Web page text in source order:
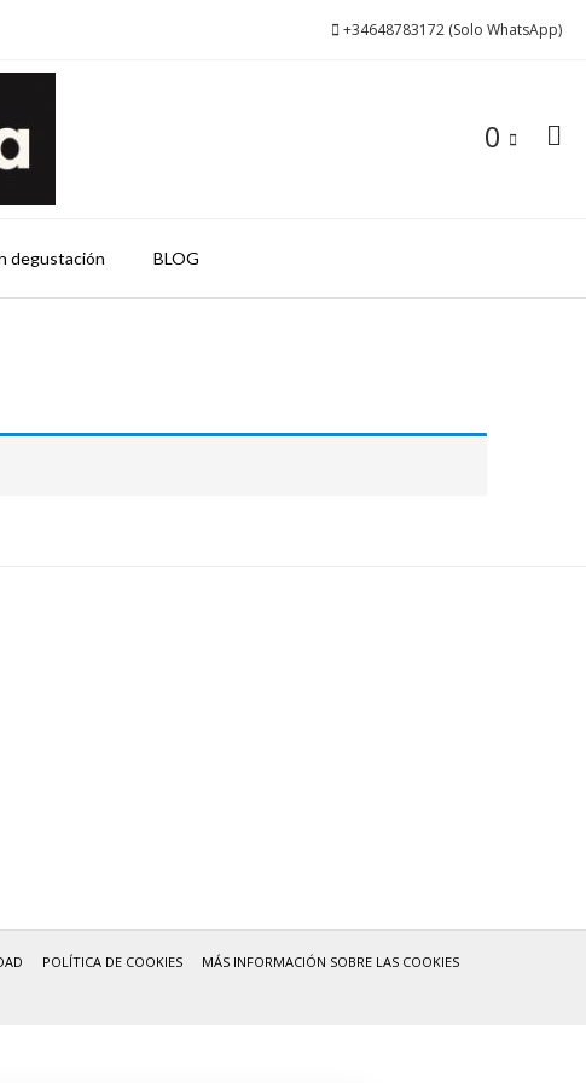
+34648783172 (Solo WhatsApp)
0
degustación BLOG
POLÍTICA DE COOKIES
MÁS INFORMACIÓN SOBRE LAS COOKIES